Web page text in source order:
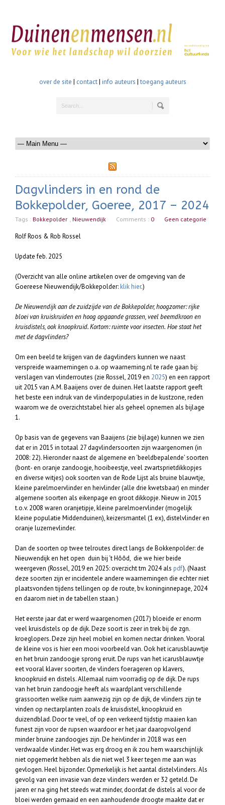
over de site | contact| info auteurs |toegang auteurs
Dagvlinders in en rond de
Bokkepolder, Goeree, 2017 – 2024
Geen categorie
Tags : Bokkepolder , Nieuwendijk Comments : 0
Rolf Roos & Rob Rossel
Update feb. 2025
(Overzicht van alle online artikelen over de omgeving van de
Goereese Nieuwendijk/Bokkepolder: klik hier.)
De Nieuwendijk aan de zuidzijde van de Bokkepolder, hoogzomer: rijke
bloei van kruiskruiden en hoog opgaande grassen, veel beemdkroon en
kruisdistels, ook knoopkruid. Kortom: ruimte voor insecten. Hoe staat het
met de dagvlinders?
Om een beeld te krijgen van de dagvlinders kunnen we naast
verspreide waarnemingen o.a. op waarneming.nl te rade gaan bij:
verslagen van vlinderroutes (zie Rossel, 2019 en 2025) en een rapport
uit 2015 van A.M. Baaijens over de duinen. Het laatste rapport geeft
het beste een indruk van de vlinderpopulaties in de kustzone, reden
waarom we de overzichtstabel hier als geheel opnemen als bijlage
1.
Op basis van de gegevens van Baaijens (zie bijlage) kunnen we zien
dat er in 2015 in totaal 27 dagvlindersoorten zijn waargenomen (in
2008: 22). Hieronder naast de algemene en ‘beeldbepalende’ soorten
(bont- en oranje zandoogje, hooibeestje, veel zwartsprietdikkopjes
en diverse witjes) ook soorten van de Rode Lijst als bruine blauwtje,
kleine parelmoervlinder en heivlinder (alle drie kwetsbaar) en minder
algemene soorten als eikenpage en groot dikkopje. Nieuw in 2015
t.o.v. 2008 waren oranjetipje, kleine parelmoervlinder (mogelijk
kleine populatie Middenduinen), keizersmantel (1 ex), distelvlinder en
oranje luzernevlinder.
Dan de soorten op twee telroutes direct langs de Bokkenpolder: de
Nieuwendijk en het open duin bij ‘t Hôôd, die we hier beide
weergeven (Rossel, 2019 en 2025: overzicht tm 2024 als pdf). (Naast
deze soorten zijn er incidentele andere waarnemingen die echter niet
plaatsvonden tijdens tellingen op de route, bv. koninginnepage, 2024
en daarom niet in de tabellen staan.)
Het eerste jaar dat er werd waargenomen (2017) bloeide er enorm
veel kruisdistels op de dijk. Deze soort is zeer in trek bij de zgn.
kroeglopers. Deze zijn heel mobiel en komen nectar drinken. Vooral
de kleine vos is hier een mooi voorbeeld van. Ook het icarusblauwtje
en het bruin zandoogje sprong eruit. De rups van het icarusblauwtje
eet vooral klaver soorten, de vlinders foerageren op klavers,
knoopkruid en distels. Allemaal ruim voorradig op de dijk. De rups
van het bruin zandoogje heeft als waardplant verschillende
grassoorten welke ruim aanwezig zijn op de dijk, de vlinders zijn te
vinden op nectarplanten zoals de kruisdistel, knoopkruid en
duizendblad. Door te veel, of op een verkeerd tijdstip maaien kan
funest zijn voor de rupsen waardoor er het jaar daaropvolgend
minder bruine zandoogjes zijn. De heivlinder in 2018 was een
verdwaalde vlinder. Het was erg droog en ik zou hem waarschijnlijk
niet opgemerkt hebben als die niet wel 3 keer tegen me aan was
gevlogen. Heel bijzonder. Opmerkelijk is het aantal distelvlinders. Als
gevolg van een invasie van deze vlinders werden er 32 geteld. De
jaren er na ging het steeds wat minder, doordat de distels al voor de
bloei werden gemaaid en een aanhoudende droogte maakte dat er